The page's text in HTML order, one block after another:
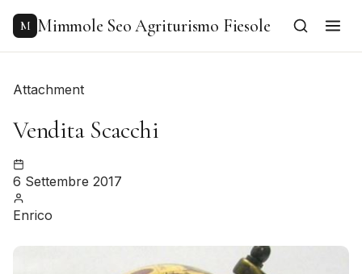
content
M Mimmole Seo Agriturismo Fiesole
Attachment
Vendita Scacchi
6 Settembre 2017
Enrico